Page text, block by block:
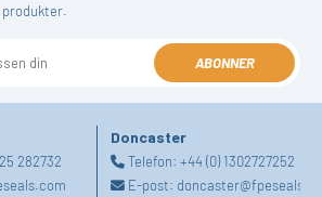
ABONNER
282732
Doncaster
Telefon:+44 (0) 1302727252
E-post: